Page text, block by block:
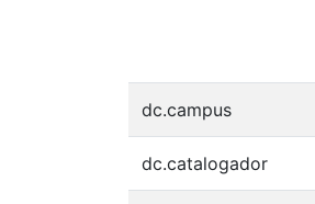
dc.campus
dc.catalogador